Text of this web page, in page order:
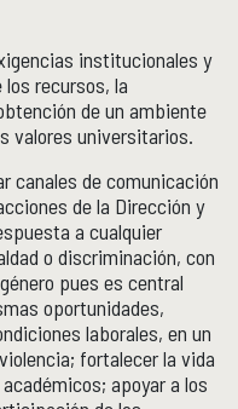
institucionales y
recursos, la
de un ambiente
valores universitarios.
canales de comunicación
de la Dirección y
a cualquier
o discriminación, con
pues es central
oportunidades,
laborales, en un
fortalecer la vida
apoyar a los